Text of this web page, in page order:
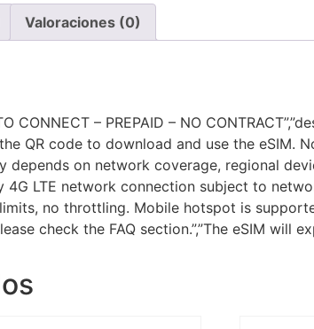
Valoraciones (0)
CONNECT – PREPAID – NO
QR code to download and use the eSIM.
depends on network coverage, regional
LTE network connection subject to
no throttling. Mobile hotspot is
check the FAQ section.”,”The eSIM will